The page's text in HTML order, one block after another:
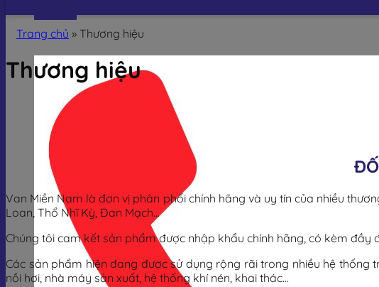
Trang chủ » Thương hiệu
Thương hiệu
Van Miền Nam là đơn vị phân phối chính hãng và uy tín của nhiều
Loan, Thổ Nhĩ Kỳ, Đan Mạch…
Chúng tôi cam kết sản phẩm được nhập khẩu chính hãng, có kèm
Các sản phẩm hiện đang được sử dụng rộng rãi trong nhiều hệ thống
nồi hơi, nhà máy sản xuất, hệ thống khí nén, khai thác…